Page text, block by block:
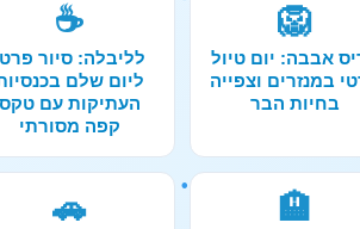
🦁
אבבה: יום טיול
במנזרים וצפייה
בחיות הבר
☕
לליבלה: סיור
ליום שלם
העתיקות עם טקס
קפה מסורתי
🏨
🚗